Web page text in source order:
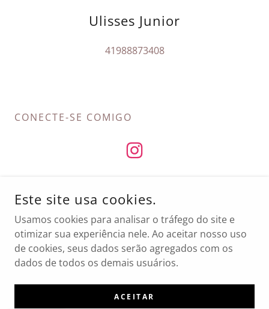
Ulisses Junior
41988873408
CONECTE-SE COMIGO
RESERVADOS.
DESENVOLVIDO POR
Currículo
Este site usa cookies.
Usamos cookies para analisar o tráfego do site e
otimizar sua experiência nele. Ao aceitar nosso uso
de cookies, seus dados serão agregados com os
dados de todos os demais usuários.
ACEITAR